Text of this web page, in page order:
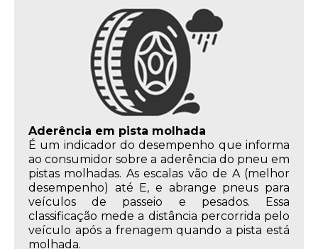
Aderência em pista molhada
É um indicador do desempenho que informa
ao consumidor sobre a aderência do pneu em
pistas molhadas. As escalas vão de A (melhor
desempenho) até E, e abrange pneus para
veículos de passeio e pesados. Essa
classificação mede a distância percorrida pelo
veículo após a frenagem quando a pista está
molhada.